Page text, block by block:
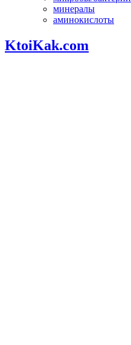
минералы
аминокислоты
KtoiKak.com